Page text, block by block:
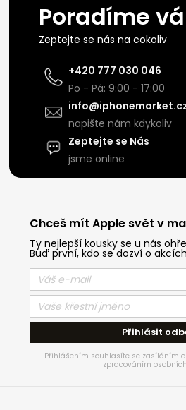
Poradíme
Zeptejte se nás na cokoliv
+420 777 030 046
Po - Pá: 9:00 - 17:00
napište nám kdykoliv
Zeptejte se Nás
jsme online
Chceš mít Apple svět v
Ty nejlepší kousky se u nás
Buď první, kdo se dozví o
Přihlásit
Přihlášením souhlasíte se zasíláním
zpracováním